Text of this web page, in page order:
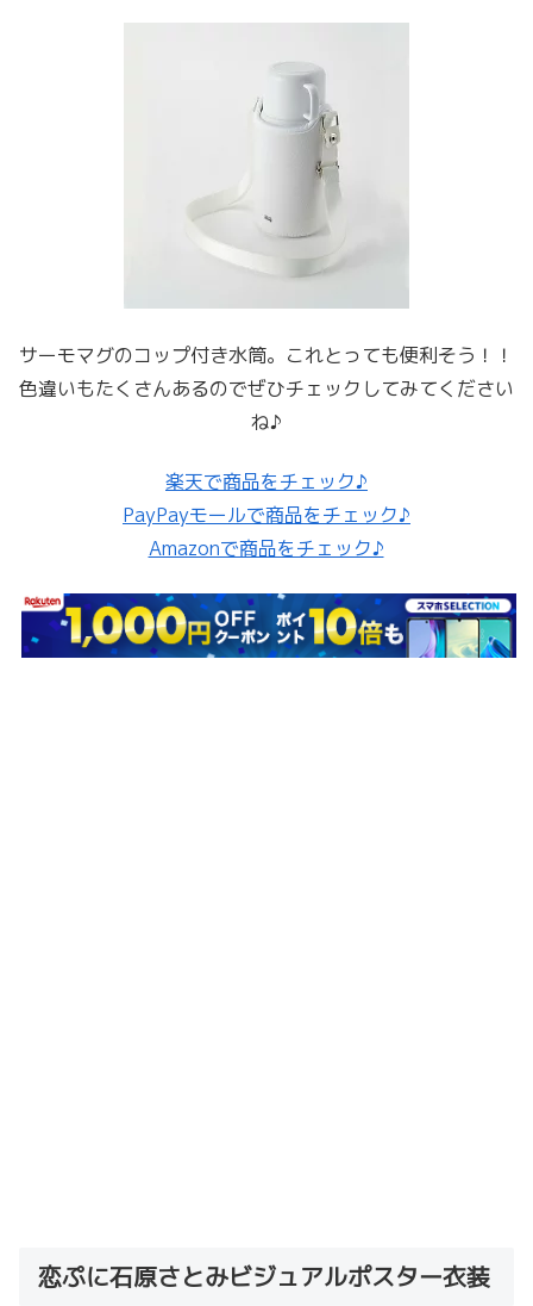
サーモマグのコップ付き水筒。これとっても便利そう！！
色違いもたくさんあるのでぜひチェックしてみてください
ね♪
楽天で商品をチェック♪
PayPayモールで商品をチェック♪
Amazonで商品をチェック♪
恋ぷに石原さとみビジュアルポスター衣装